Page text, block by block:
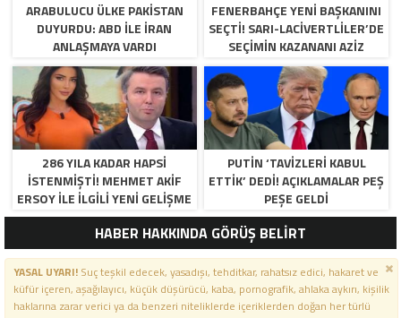
ARABULUCU ÜLKE PAKISTAN
DUYURDU: ABD ILE İRAN
ANLAŞMAYA VARDI
FENERBAHÇE YENI BAŞKANINI
SEÇTI! SARI-LACIVERTLILER’DE
SEÇIMIN KAZANANI AZIZ
YILDIRIM OLDU
286 YILA KADAR HAPSI
ISTENMIŞTI! MEHMET AKIF
ERSOY ILE ILGILI YENI GELIŞME
PUTIN ‘TAVIZLERI KABUL
ETTIK’ DEDI! AÇIKLAMALAR PEŞ
PEŞE GELDI
HABER HAKKINDA GÖRÜŞ BELİRT
YASAL UYARI!Suç teşkil edecek, yasadışı, tehditkar, rahatsız edici, hakaret ve
küfür içeren, aşağılayıcı, küçük düşürücü, kaba, pornografik, ahlaka aykırı, kişilik
haklarına zarar verici ya da benzeri niteliklerde içeriklerden doğan her türlü